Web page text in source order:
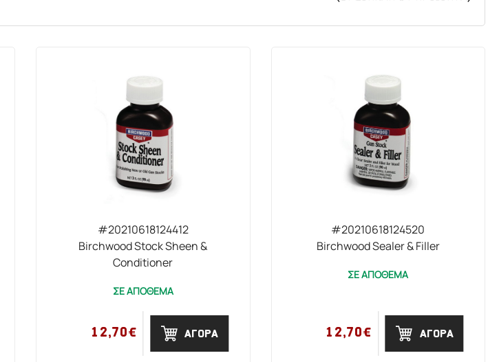
#20210618124412
Birchwood Stock Sheen &
Conditioner
ΣΕ ΑΠΟΘΕΜΑ
12,70€ ΑΓΟΡΑ
#20210618124520
Birchwood Sealer & Filler
ΣΕ ΑΠΟΘΕΜΑ
12,70€ ΑΓΟΡΑ